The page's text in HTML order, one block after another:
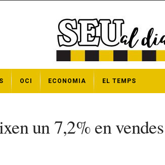
OCI ECONOMIA EL TEMPS
un 7,2% en